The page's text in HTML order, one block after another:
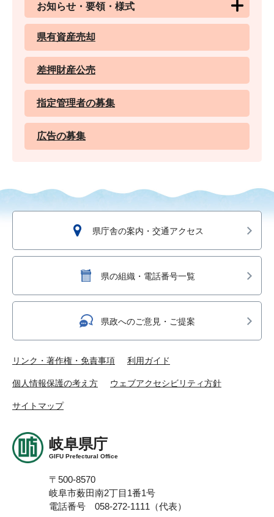
お知らせ・要領・様式
県有資産売却
差押財産公売
指定管理者の募集
広告の募集
県庁舎の案内・交通アクセス
県の組織・電話番号一覧
県政へのご意見・ご提案
リンク・著作権・免責事項 利用ガイド
個人情報保護の考え方 ウェブアクセシビリティ方針
サイトマップ
岐阜県庁
GIFU Prefectural Office
〒500-8570
岐阜市薮田南2丁目1番1号
電話番号 058-272-1111（代表）